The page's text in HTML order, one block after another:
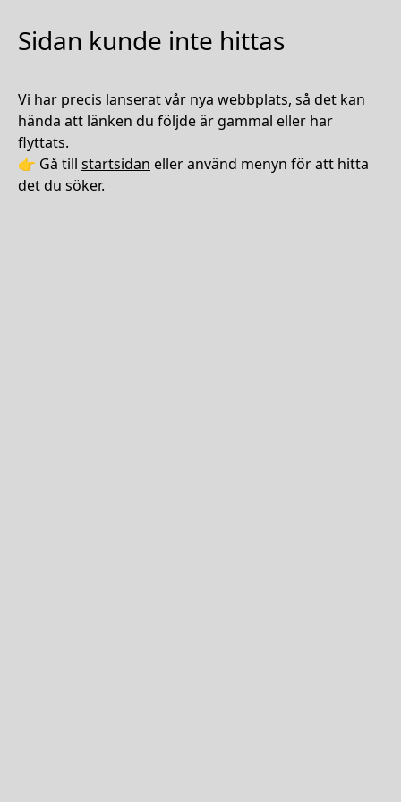
Sidan kunde inte hittas
Vi har precis lanserat vår nya webbplats, så det kan
hända att länken du följde är gammal eller har
flyttats.
👉 Gå till startsidan eller använd menyn för att hitta
det du söker.